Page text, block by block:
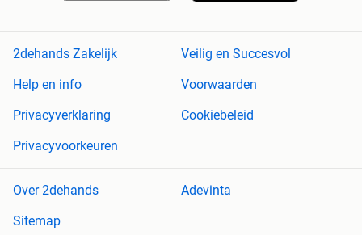
2dehands Zakelijk
Veilig en Succesvol
Help en info
Voorwaarden
Privacyverklaring
Cookiebeleid
Privacyvoorkeuren
Over 2dehands
Adevinta
Sitemap